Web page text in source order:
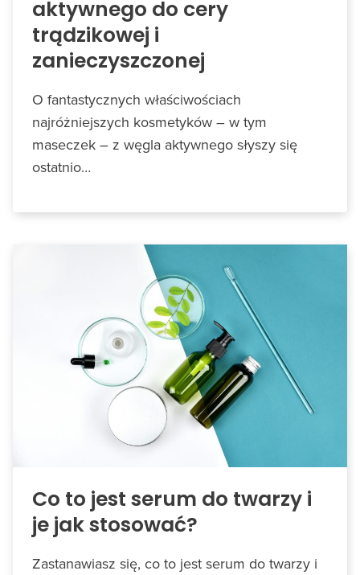
aktywnego do cery
trądzikowej i
zanieczyszczonej
O fantastycznych właściwościach
najróżniejszych kosmetyków – w tym
maseczek – z węgla aktywnego słyszy się
ostatnio…
Co to jest serum do twarzy i
je jak stosować?
Zastanawiasz się, co to jest serum do twarzy i